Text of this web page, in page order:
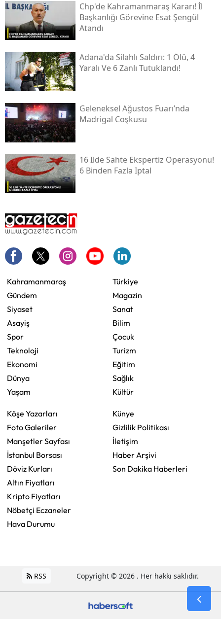
Chp'de Kahramanmaraş Kararı! İl
Başkanlığı Görevine Esat Şengül
Atandı
Adana'da Silahlı Saldırı: 1 Ölü, 4
Yaralı Ve 6 Zanlı Tutuklandı!
Geleneksel Ağustos Fuarı’nda
Madrigal Coşkusu
16 Ilde Sahte Ekspertiz Operasyonu!
6 Binden Fazla Iptal
Kahramanmaraş
Gündem
Siyaset
Asayiş
Spor
Teknoloji
Ekonomi
Dünya
Yaşam
Türkiye
Magazin
Sanat
Bilim
Çocuk
Turizm
Eğitim
Sağlık
Kültür
Köşe Yazarları
Foto Galeriler
Manşetler Sayfası
İstanbul Borsası
Döviz Kurları
Altın Fiyatları
Kripto Fiyatları
Nöbetçi Eczaneler
Hava Durumu
Künye
Gizlilik Politikası
İletişim
Haber Arşivi
Son Dakika Haberleri
RSS Copyright © 2026 . Her hakkı saklıdır.